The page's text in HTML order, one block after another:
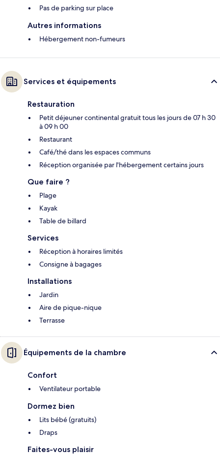
Pas de parking sur place
Autres informations
Hébergement non-fumeurs
Services et équipements
Restauration
Petit déjeuner continental gratuit tous les jours de 07 h 30
à 09 h 00
Restaurant
Café/thé dans les espaces communs
Réception organisée par l'hébergement certains jours
Que faire ?
Plage
Kayak
Table de billard
Services
Réception à horaires limités
Consigne à bagages
Installations
Jardin
Aire de pique-nique
Terrasse
Équipements de la chambre
Confort
Ventilateur portable
Dormez bien
Lits bébé (gratuits)
Draps
Faites-vous plaisir